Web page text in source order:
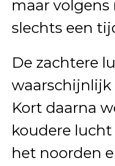
maar
slechts een
De zachtere
waarschijnlijk
Kort daarna
koudere
het noorden